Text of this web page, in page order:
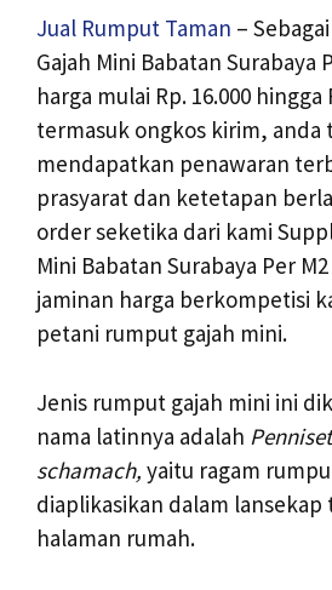
Jual Rumput Taman –
Gajah Mini Babatan Surabaya
harga mulai Rp. 16.000 hingga
termasuk ongkos kirim, anda
mendapatkan penawaran
prasyarat dan ketetapan
order seketika dari kami
Mini Babatan Surabaya Per
jaminan harga berkompetisi
petani rumput gajah mini.
Jenis rumput gajah mini ini
nama latinnya adalah
schamach, yaitu ragam
diaplikasikan dalam lansekap
halaman rumah.